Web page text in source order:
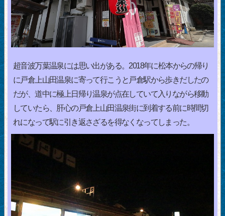
超音波万葉温泉には思い出がある。2018年に松本からの帰り
に戸倉上山田温泉に寄って行こうと戸倉駅から歩きだしたの
だが、道中に極上日帰り温泉が点在していて入りながら移動
していたら、肝心の戸倉上山田温泉街に到着する前に時間切
れになって駅に引き返さざるを得なくなってしまった。